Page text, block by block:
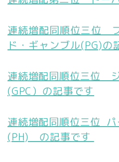
連続増配同順位三位
ド・ギャンブル(PG)の
連続増配同順位三位
(GPC）の記事です
連続増配同順位三位
(PH) の記事です